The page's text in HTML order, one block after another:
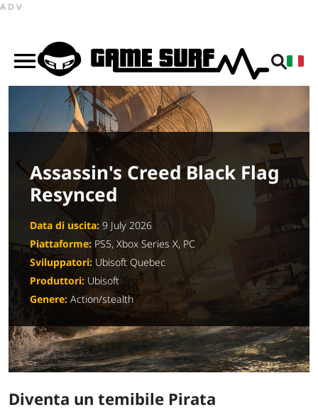
ADV
Assassin's Creed Black Flag
Resynced
Data di uscita: 9 July 2026
Piattaforme: PS5, Xbox Series X, PC
Sviluppatori: Ubisoft Quebec
Produttori: Ubisoft
Genere: Action/stealth
Diventa un temibile Pirata